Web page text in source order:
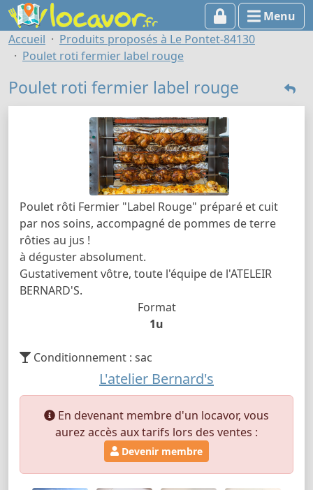
Menu
Accueil
Produits proposés à Le Pontet-84130
Poulet roti fermier label rouge
Poulet roti fermier label rouge
Poulet rôti Fermier "Label Rouge" préparé et cuit
par nos soins, accompagné de pommes de terre
rôties au jus !
à déguster absolument.
Gustativement vôtre, toute l'équipe de l'ATELEIR
BERNARD'S.
Format
1u
Conditionnement : sac
L'atelier Bernard's
En devenant membre d'un locavor, vous
aurez accès aux tarifs lors des ventes :
Devenir membre